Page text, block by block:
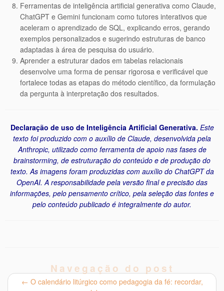
Ferramentas de inteligência artificial generativa como Claude,
ChatGPT e Gemini funcionam como tutores interativos que
aceleram o aprendizado de SQL, explicando erros, gerando
exemplos personalizados e sugerindo estruturas de banco
adaptadas à área de pesquisa do usuário.
Aprender a estruturar dados em tabelas relacionais
desenvolve uma forma de pensar rigorosa e verificável que
fortalece todas as etapas do método científico, da formulação
da pergunta à interpretação dos resultados.
Declaração de uso de Inteligência Artificial Generativa. Este
texto foi produzido com o auxílio de Claude, desenvolvida pela
Anthropic, utilizado como ferramenta de apoio nas fases de
brainstorming, de estruturação do conteúdo e de produção do
texto. As imagens foram produzidas com auxílio do ChatGPT da
OpenAI. A responsabilidade pela versão final e precisão das
informações, pelo pensamento crítico, pela seleção das fontes e
pelo conteúdo publicado é integralmente do autor.
Navegação do post
← O calendário litúrgico como pedagogia da fé: recordar,